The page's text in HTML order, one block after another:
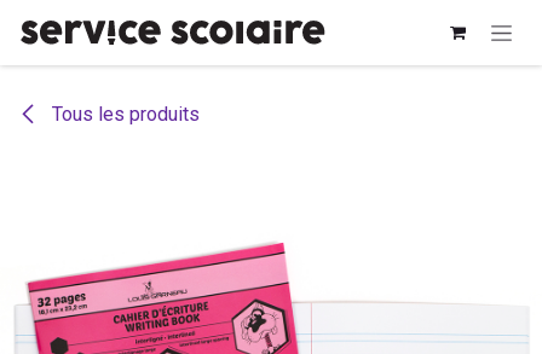
Tous les produits